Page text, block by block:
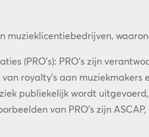
muzieklicentiebedrijven,
(PRO’s): PRO’s zijn
royalty’s aan muziekmakers
publiekelijk wordt
van PRO’s zijn ASCAP,